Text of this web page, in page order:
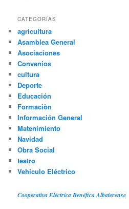
CATEGORÍAS
agricultura
Asamblea General
Asociaciones
Convenios
cultura
Deporte
Educación
Formaciòn
Información General
Matenimiento
Navidad
Obra Social
teatro
Vehículo Eléctrico
Cooperativa Eléctrica Benéfica Albaterense